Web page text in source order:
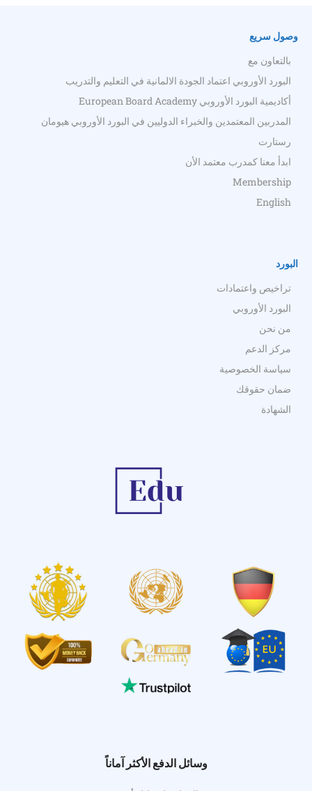
وصول سريع
بالتعاون مع
البورد الأوروبي اعتماد الجودة الالمانية في التعليم والتدريب
أكاديمية البورد الأوروبي European Board Academy
المدربين المعتمدين والخبراء الدوليين في البورد الأوروبي هيومان
رستارت
ابدأ معنا كمدرب معتمد الأن
Membership
English
البورد
تراخيص واعتمادات
البورد الأوروبي
من نحن
مركز الدعم
سياسة الخصوصية
ضمان حقوقك
الشهادة
وسائل الدفع الأكثر آماناً